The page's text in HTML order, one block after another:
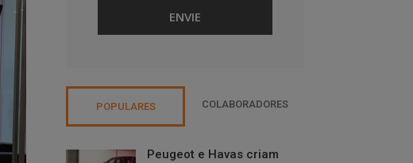
POPULARES COLABORADORES
Peugeot e Havas criam